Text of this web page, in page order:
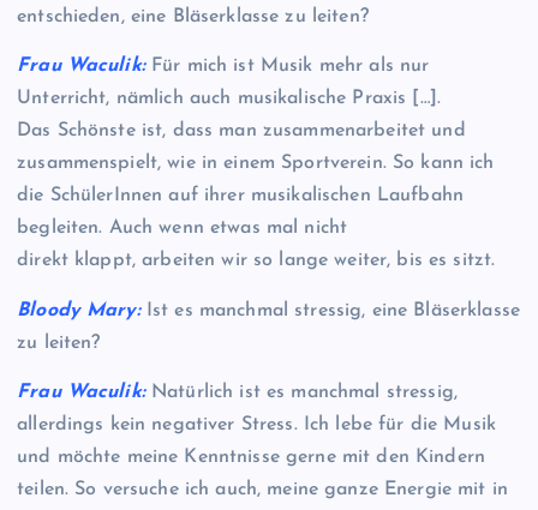
entschieden, eine Bläserklasse zu leiten?
Frau Waculik:Für mich ist Musik mehr als nur
Unterricht, nämlich auch musikalische Praxis […].
Das Schönste ist, dass man zusammenarbeitet und
zusammenspielt, wie in einem Sportverein. So kann ich
die SchülerInnen auf ihrer musikalischen Laufbahn
begleiten. Auch wenn etwas mal nicht
direkt klappt, arbeiten wir so lange weiter, bis es sitzt.
Bloody Mary:Ist es manchmal stressig, eine Bläserklasse
zu leiten?
Frau Waculik:Natürlich ist es manchmal stressig,
allerdings kein negativer Stress. Ich lebe für die Musik
und möchte meine Kenntnisse gerne mit den Kindern
teilen. So versuche ich auch, meine ganze Energie mit in